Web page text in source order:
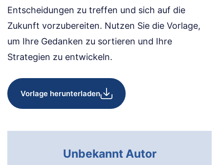
Entscheidungen zu treffen und sich auf die
Zukunft vorzubereiten. Nutzen Sie die Vorlage,
um Ihre Gedanken zu sortieren und Ihre
Strategien zu entwickeln.
Vorlage herunterladen
Unbekannt Autor